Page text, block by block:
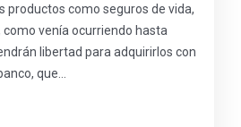
productos como seguros de vida,
como venía ocurriendo hasta
libertad para adquirirlos con
que…